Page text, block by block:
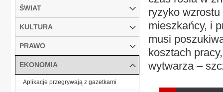
ryzyko
mieszkańcy, i
musi
kosztach
wytwarza –
ŚWIAT
KULTURA
PRAWO
EKONOMIA
Aplikacje przegrywają z gazetkami